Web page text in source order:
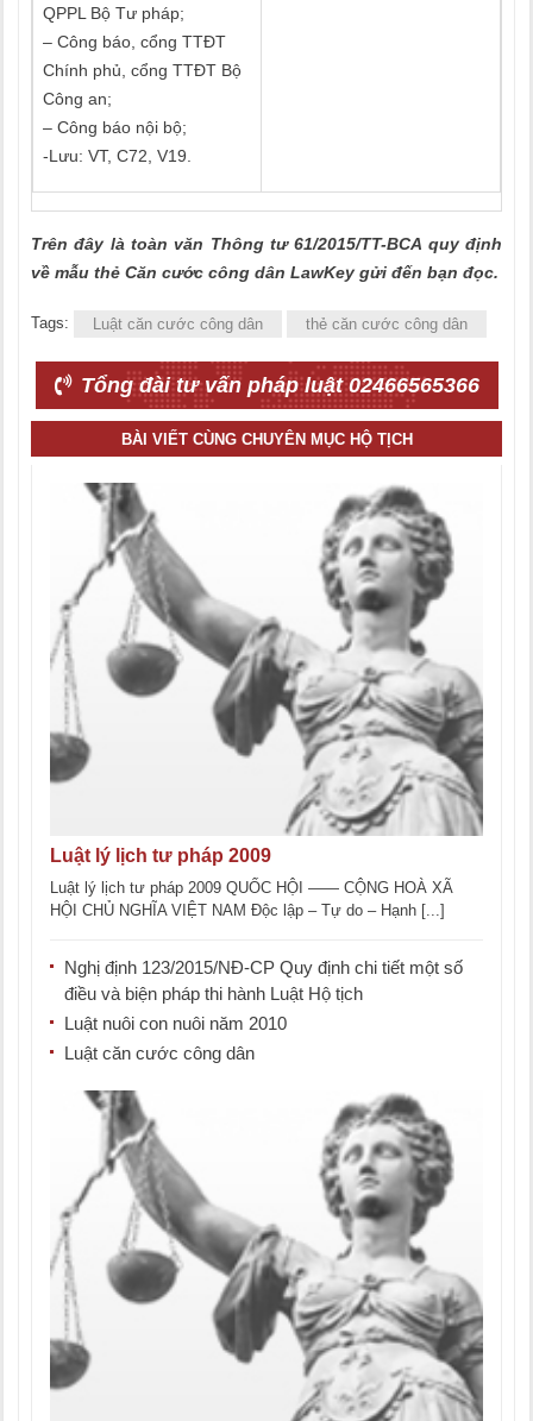
QPPL Bộ Tư pháp;
– Công báo, cổng TTĐT
Chính phủ, cổng TTĐT Bộ
Công an;
– Công báo nội bộ;
-Lưu: VT, C72, V19.
Trên đây là toàn văn Thông tư 61/2015/TT-BCA quy định
về mẫu thẻ Căn cước công dân LawKey gửi đến bạn đọc.
Tags: Luật căn cước công dân thẻ căn cước công dân
Tổng đài tư vấn pháp luật 02466565366
BÀI VIẾT CÙNG CHUYÊN MỤC HỘ TỊCH
Luật lý lịch tư pháp 2009
Luật lý lịch tư pháp 2009 QUỐC HỘI —— CỘNG HOÀ XÃ
HỘI CHỦ NGHĨA VIỆT NAM Độc lập – Tự do – Hạnh [...]
Nghị định 123/2015/NĐ-CP Quy định chi tiết một số
điều và biện pháp thi hành Luật Hộ tịch
Luật nuôi con nuôi năm 2010
Luật căn cước công dân